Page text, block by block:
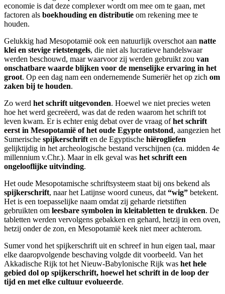
economie is dat deze complexer wordt om mee om te gaan, met
factoren als boekhouding en distributie om rekening mee te
houden.
Gelukkig had Mesopotamië ook een natuurlijk overschot aan natte
klei en stevige rietstengels, die niet als lucratieve handelswaar
werden beschouwd, maar waarvoor zij werden gebruikt zou van
onschatbare waarde blijken voor de menselijke ervaring in het
groot. Op een dag nam een ondernemende Sumeriër het op zich om
zaken bij te houden.
Zo werd het schrift uitgevonden. Hoewel we niet precies weten
hoe het werd gecreëerd, was dat de reden waarom het schrift tot
leven kwam. Er is echter enig debat over de vraag ofhet schrift
eerst in Mesopotamië of het oude Egypte ontstond, aangezien het
Sumerische spijkerschrift en de Egyptische hiërogliefen
gelijktijdig in het archeologische bestand verschijnen (ca. midden 4e
millennium v.Chr.). Maar in elk geval was het schrift een
ongelooflijke uitvinding.
Het oude Mesopotamische schriftsysteem staat bij ons bekend als
spijkerschrift, naar het Latijnse woord cuneus, dat “wig” betekent.
Het is een toepasselijke naam omdat zij geharde rietstiften
gebruikten om leesbare symbolen in kleitabletten te drukken. De
tabletten werden vervolgens gebakken en gehard, hetzij in een oven,
hetzij onder de zon, en Mesopotamië keek niet meer achterom.
Sumer vond het spijkerschrift uit en schreef in hun eigen taal, maar
elke daaropvolgende beschaving volgde dit voorbeeld. Van het
Akkadische Rijk tot het Nieuw-Babylonische Rijk was het hele
gebied dol op spijkerschrift, hoewel het schrift in de loop der
tijd en met elke cultuur evolueerde.